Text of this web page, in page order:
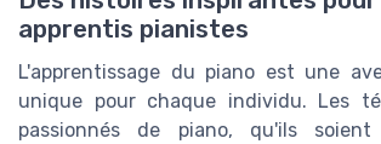
apprentis pianistes
L'apprentissage du piano est une
unique pour chaque individu. Les
passionnés de piano, qu'ils